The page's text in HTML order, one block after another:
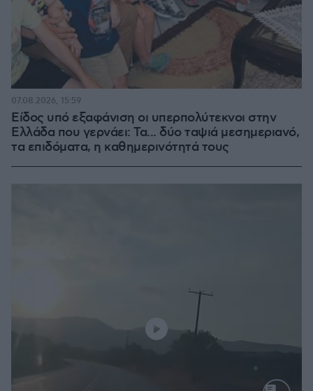
Είδος υπό εξαφάνιση οι υπερπολύτεκνοι στην
Ελλάδα που γερνάει: Τα... δύο ταψιά μεσημεριανό,
τα επιδόματα, η καθημερινότητά τους
07.08.2026, 15:59